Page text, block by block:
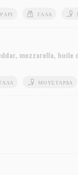
ΓΆΛΑ
mozzarella,
ΓΆΛΑ ΜΟΥΣΤΆΡΔΑ